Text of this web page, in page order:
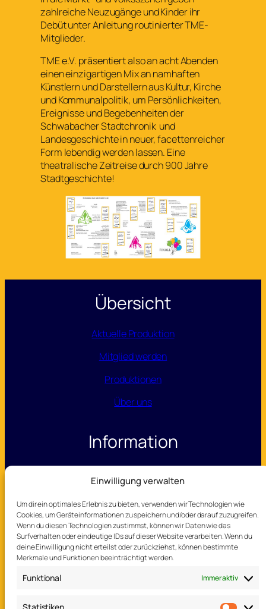
Einwilligung verwalten
Um dir ein optimales Erlebnis zu bieten, verwenden wir Technologien wie
Cookies, um Geräteinformationen zu speichern und/oder darauf zuzugreifen.
Wenn du diesen Technologien zustimmst, können wir Daten wie das
Surfverhalten oder eindeutige IDs auf dieser Website verarbeiten. Wenn du
deine Einwilligung nicht erteilst oder zurückziehst, können bestimmte
Merkmale und Funktionen beeinträchtigt werden.
Funktional Immer aktiv
zahlreiche Neuzugänge und Kinder ihr
Debüt unter Anleitung routinierter TME-
Mitglieder.
TME e.V. präsentiert also an acht Abenden
einen einzigartigen Mix an namhaften
Künstlern und Darstellern aus Kultur, Kirche
und Kommunalpolitik, um Persönlichkeiten,
Ereignisse und Begebenheiten der
Schwabacher Stadtchronik und
Landesgeschichte in neuer, facettenreicher
Form lebendig werden lassen. Eine
theatralische Zeitreise durch 900 Jahre
Stadtgeschichte!
Übersicht
Aktuelle Produktion
Mitglied werden
Produktionen
Über uns
Information
Kontakt
Telefon: 0173 – 365 16 81